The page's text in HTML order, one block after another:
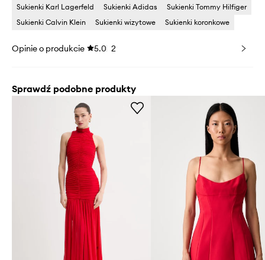
Sukienki Karl Lagerfeld
Sukienki Adidas
Sukienki Tommy Hilfiger
Sukienki Calvin Klein
Sukienki wizytowe Sukienki koronkowe
Opinie o produkcie 5.0 2
Sprawdź podobne produkty